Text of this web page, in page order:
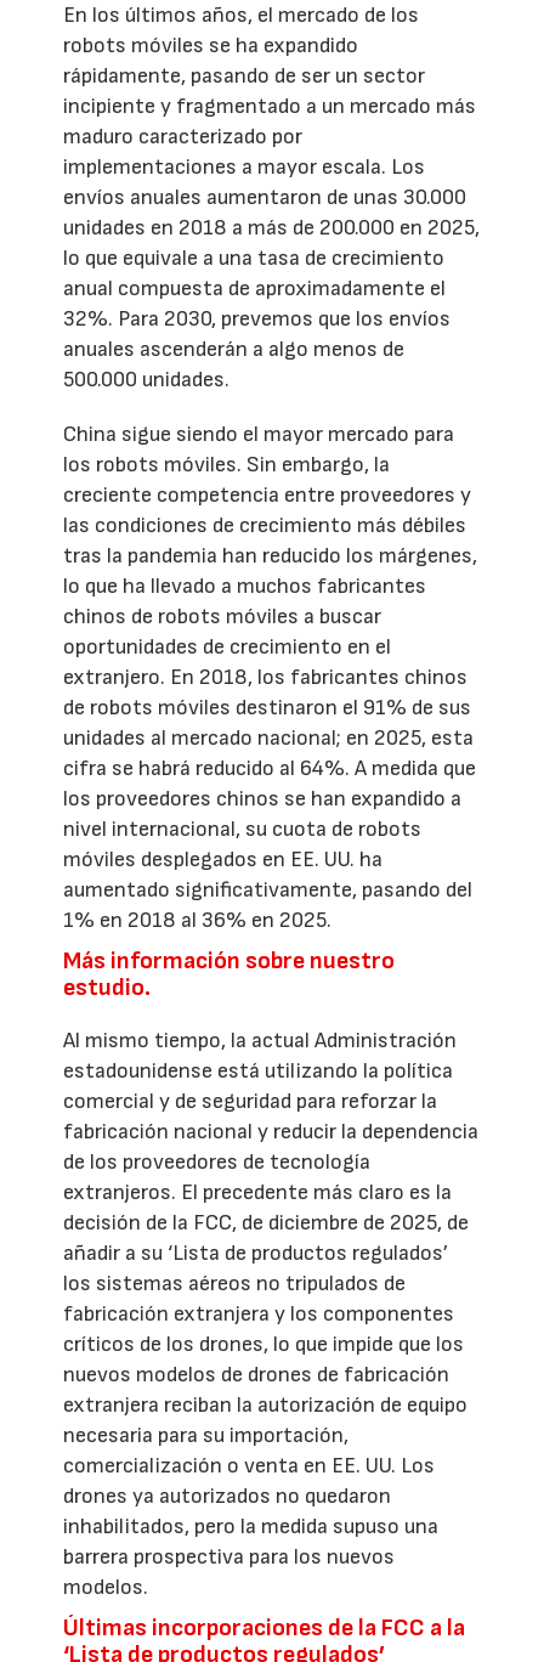
En los últimos años, el mercado de los
robots móviles se ha expandido
rápidamente, pasando de ser un sector
incipiente y fragmentado a un mercado más
maduro caracterizado por
implementaciones a mayor escala. Los
envíos anuales aumentaron de unas 30.000
unidades en 2018 a más de 200.000 en 2025,
lo que equivale a una tasa de crecimiento
anual compuesta de aproximadamente el
32%. Para 2030, prevemos que los envíos
anuales ascenderán a algo menos de
500.000 unidades.
China sigue siendo el mayor mercado para
los robots móviles. Sin embargo, la
creciente competencia entre proveedores y
las condiciones de crecimiento más débiles
tras la pandemia han reducido los márgenes,
lo que ha llevado a muchos fabricantes
chinos de robots móviles a buscar
oportunidades de crecimiento en el
extranjero. En 2018, los fabricantes chinos
de robots móviles destinaron el 91% de sus
unidades al mercado nacional; en 2025, esta
cifra se habrá reducido al 64%. A medida que
los proveedores chinos se han expandido a
nivel internacional, su cuota de robots
móviles desplegados en EE. UU. ha
aumentado significativamente, pasando del
1% en 2018 al 36% en 2025.
Más información sobre nuestro
estudio.
Al mismo tiempo, la actual Administración
estadounidense está utilizando la política
comercial y de seguridad para reforzar la
fabricación nacional y reducir la dependencia
de los proveedores de tecnología
extranjeros. El precedente más claro es la
decisión de la FCC, de diciembre de 2025, de
añadir a su ‘Lista de productos regulados’
los sistemas aéreos no tripulados de
fabricación extranjera y los componentes
críticos de los drones, lo que impide que los
nuevos modelos de drones de fabricación
extranjera reciban la autorización de equipo
necesaria para su importación,
comercialización o venta en EE. UU. Los
drones ya autorizados no quedaron
inhabilitados, pero la medida supuso una
barrera prospectiva para los nuevos
modelos.
Últimas incorporaciones de la FCC a la
‘Lista de productos regulados’